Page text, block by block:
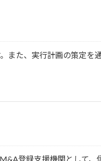
また、実行計画の策定を
登録支援機関として、